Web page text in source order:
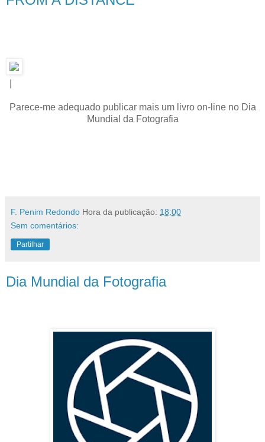
Parece-me adequado publicar mais um livro on-line no Dia
Mundial da Fotografia
F. Penim Redondo Hora da publicação: 18:00
Sem comentários:
Partilhar
Dia Mundial da Fotografia